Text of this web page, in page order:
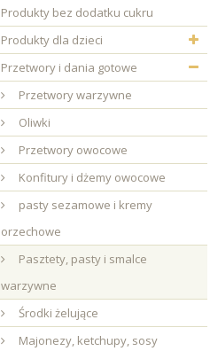
Produkty bez dodatku cukru
Produkty dla dzieci
Przetwory i dania gotowe
Przetwory warzywne
Oliwki
Przetwory owocowe
Konfitury i dżemy owocowe
pasty sezamowe i kremy
orzechowe
Pasztety, pasty i smalce
warzywne
Środki żelujące
Majonezy, ketchupy, sosy